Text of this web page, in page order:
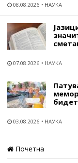
08.08.2026 НАУКА
07.08.2026 НАУКА
03.08.2026 НАУКА
Почетна